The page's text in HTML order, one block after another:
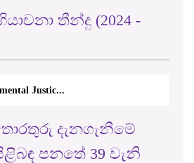
තොරතුරු දැනගැනීමේ
පිළිබඳ කොමිෂන්
සත්කුමාර
වැඩසටහන අමතමින්
M.F.A. Mansoor V. Ministry
තොරතුරු දැනගැනීමේ
පනතේ 39 වැනි
මහේස්ත්‍රාත්